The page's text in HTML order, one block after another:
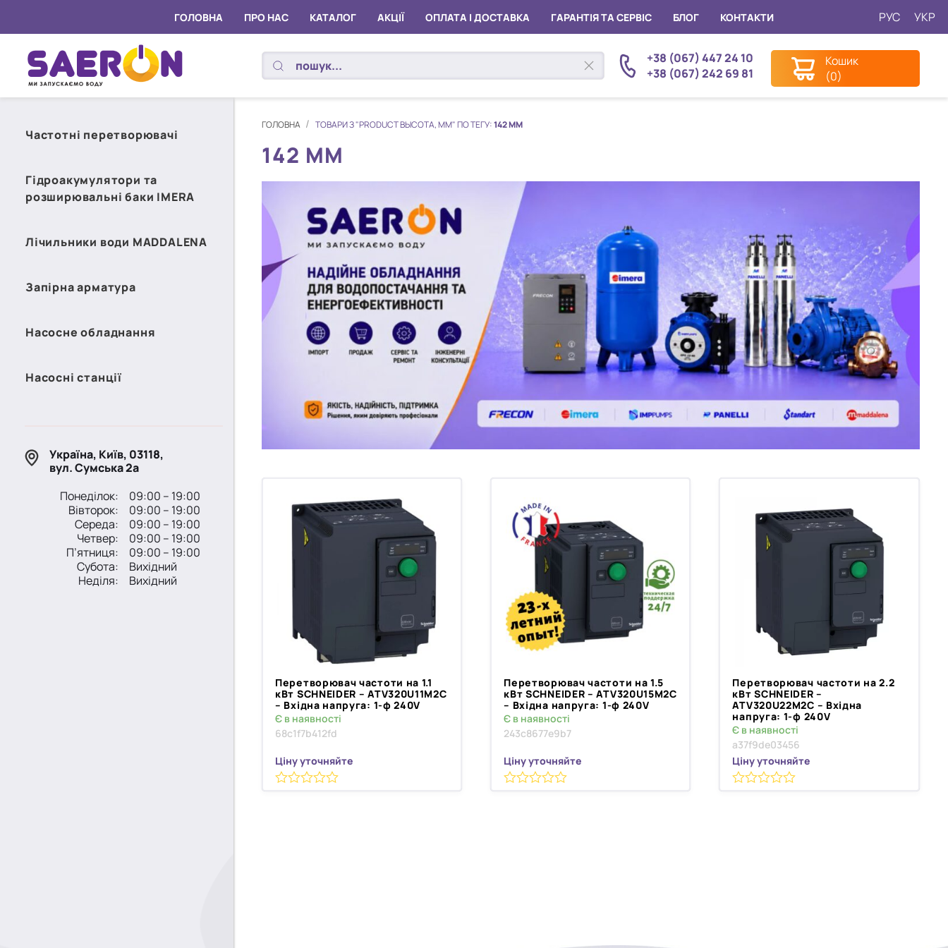
ГОЛОВНА ПРО НАС КАТАЛОГ АКЦІЇ ОПЛАТА І ДОСТАВКА ГАРАНТІЯ ТА СЕРВІС БЛОГ КОНТАКТИ РУС УКР
+38 (067) 447 24 10
+38 (067) 242 69 81
Кошик
(0)
ГОЛОВНА ТОВАРИ З "PRODUCT ВЫСОТА, ММ" ПО ТЕГУ:142 ММ
142 ММ
Перетворювач частоти на 1.1
кВт SCHNEIDER – ATV320U11M2C
– Вхідна напруга: 1-ф 240V
Є в наявності
68c1f7b412fd
Ціну уточняйте
Перетворювач частоти на 1.5
кВт SCHNEIDER – ATV320U15M2C
– Вхідна напруга: 1-ф 240V
Є в наявності
243c8677e9b7
Ціну уточняйте
Перетворювач частоти на 2.2
кВт SCHNEIDER –
ATV320U22M2C – Вхідна
напруга: 1-ф 240V
Є в наявності
a37f9de03456
Ціну уточняйте
Частотні перетворювачі
Гідроакумулятори та
розширювальні баки IMERA
Лічильники води MADDALENA
Запірна арматура
Насосне обладнання
Насосні станції
Україна, Київ, 03118,
вул. Сумська 2а
Понеділок:
Вівторок:
Середа:
Четвер:
П’ятниця:
Субота:
Неділя:
09:00 – 19:00
09:00 – 19:00
09:00 – 19:00
09:00 – 19:00
09:00 – 19:00
Вихідний
Вихідний